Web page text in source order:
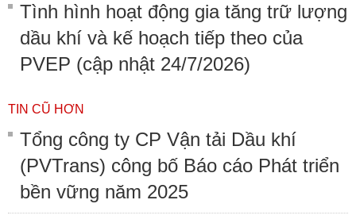
Tình hình hoạt động gia tăng trữ lượng
dầu khí và kế hoạch tiếp theo của
PVEP (cập nhật 24/7/2026)
TIN CŨ HƠN
Tổng công ty CP Vận tải Dầu khí
(PVTrans) công bố Báo cáo Phát triển
bền vững năm 2025